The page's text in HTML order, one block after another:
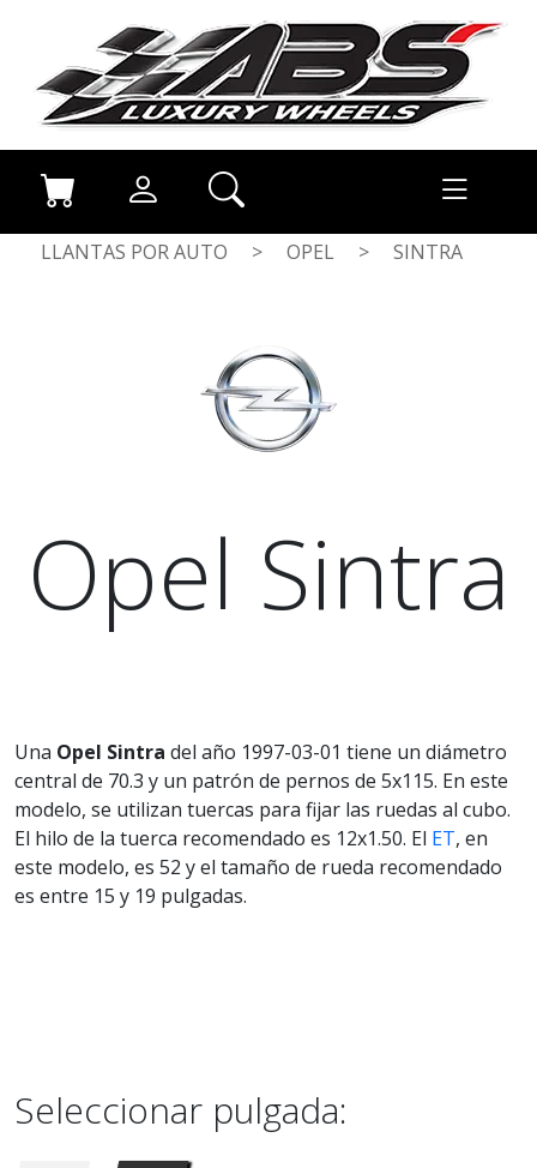
LLANTAS POR AUTO > OPEL > SINTRA
Opel Sintra
Una Opel Sintra del año 1997-03-01 tiene un diámetro
central de 70.3 y un patrón de pernos de 5x115. En este
modelo, se utilizan tuercas para fijar las ruedas al cubo.
El hilo de la tuerca recomendado es 12x1.50. El ET, en
este modelo, es 52 y el tamaño de rueda recomendado
es entre 15 y 19 pulgadas.
Seleccionar pulgada: